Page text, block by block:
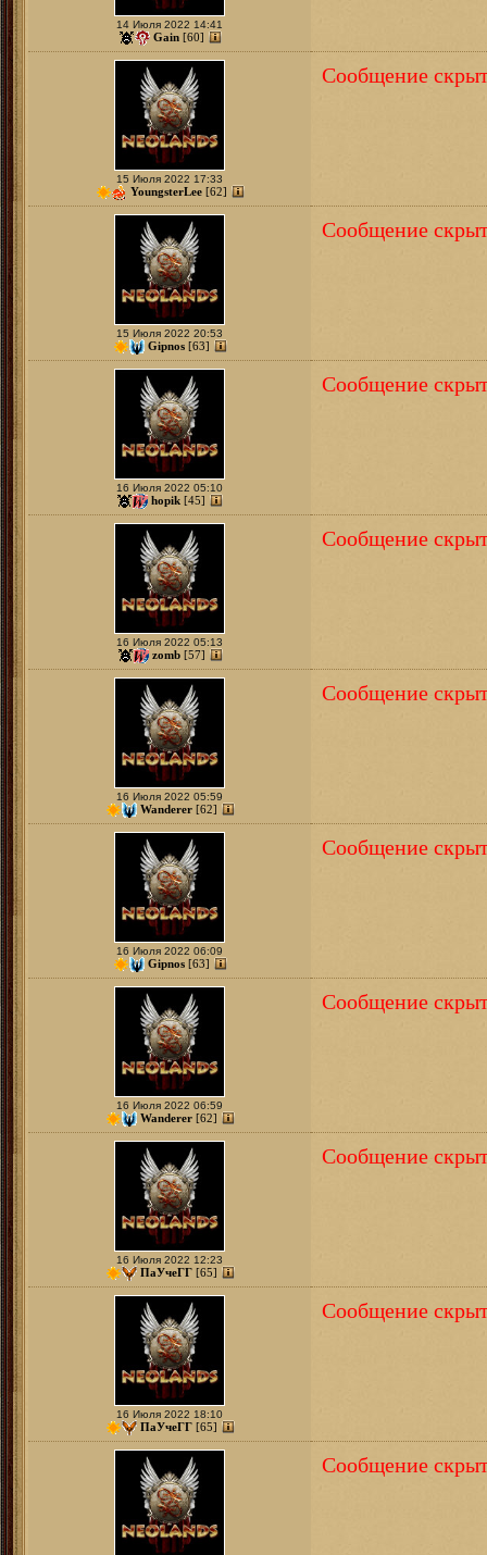
14 Июля 2022 14:41
Gain [60]
15 Июля 2022 17:33
YoungsterLee [62]
Сообщение
15 Июля 2022 20:53
Gipnos [63]
Сообщение
16 Июля 2022 05:10
hopik [45]
Сообщение
16 Июля 2022 05:13
zomb [57]
Сообщение
16 Июля 2022 05:59
Wanderer [62]
Сообщение
16 Июля 2022 06:09
Gipnos [63]
Сообщение
16 Июля 2022 06:59
Wanderer [62]
Сообщение
16 Июля 2022 12:23
ПаУчеГГ [65]
Сообщение
16 Июля 2022 18:10
ПаУчеГГ [65]
Сообщение
Сообщение